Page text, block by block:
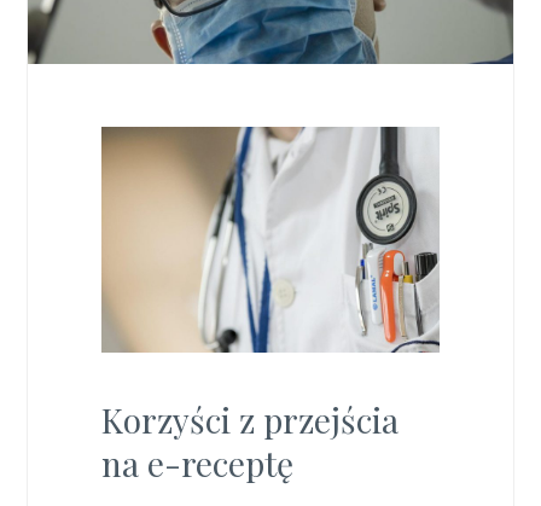
Korzyści z przejścia
na e-receptę